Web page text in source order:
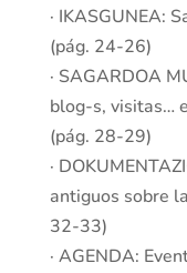
· IKASGUNEA:
(pág. 24-26)
· SAGARDOA
blog-s, visitas…
(pág. 28-29)
·
antiguos sobre
32-33)
· AGENDA: